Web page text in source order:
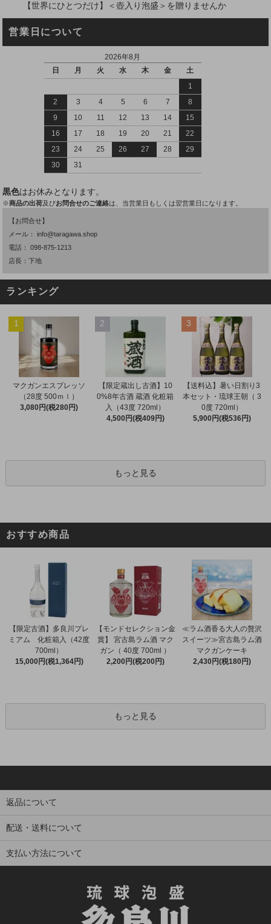
【世界にひとつだけ】＜壺入り泡盛＞を贈りませんか
営業日について
2026年8月
日
月 火 水 木 金
土
1
2
3 4 5 6 7
8
9
10 11 12 13 14
15
16
17 18 19 20 21
22
23
24 25 26 27 28
29
30
31
黒色はお休みとなります。
※商品の出荷及びお問合せのご連絡は、当営業日もしくは翌営業日になります。
【お問合せ】
メール：info@taragawa.shop
電話：098-875-1213
店長：下地
ランキング
1
マクガンエスプレッソ
（28度 500ｍｌ）
3,080円(税280円)
2
【限定蔵出し古酒】10
0%8年古酒 蔵酒 化粧箱
入（43度 720ml）
4,500円(税409円)
3
【送料込】暑い日割り3
本セット・琉球王朝（ 3
0度 720ml）
5,900円(税536円)
もっと見る
おすすめ商品
【限定古酒】多良川プレ
ミアム 化粧箱入（42度
700ml）
15,000円(税1,364円)
【モンドセレクション金
賞】 宮古島ラム酒 マク
ガン（ 40度 700ml ）
2,200円(税200円)
≪ラム酒香る大人の贅沢
スイーツ≫宮古島ラム酒
マクガンケーキ
2,430円(税180円)
もっと見る
返品について
配送・送料について
支払い方法について